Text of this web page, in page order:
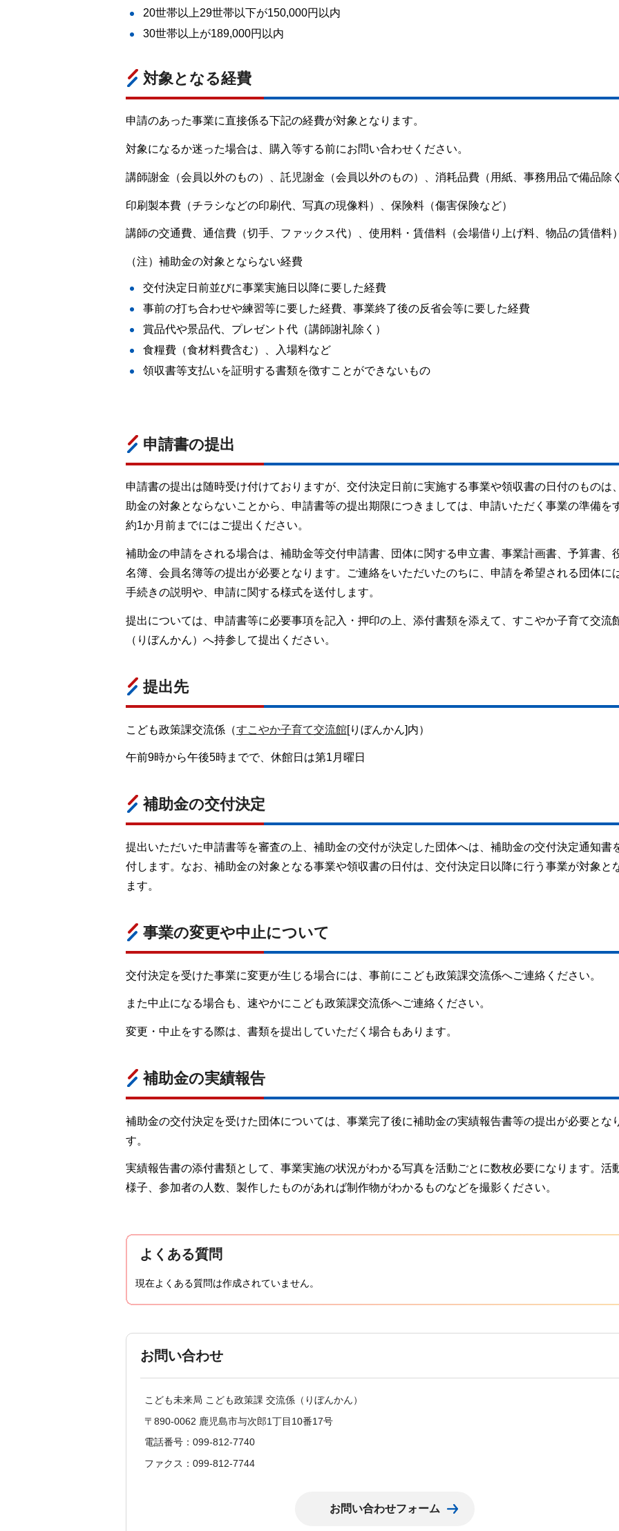
20世帯以上29世帯以下が150,000円以内
30世帯以上が189,000円以内
対象となる経費
申請のあった事業に直接係る下記の経費が対象となります。
対象になるか迷った場合は、購入等する前にお問い合わせください。
講師謝金（会員以外のもの）、託児謝金（会員以外のもの）、消耗品費（用紙、事務用品で備品除
印刷製本費（チラシなどの印刷代、写真の現像料）、保険料（傷害保険など）
講師の交通費、通信費（切手、ファックス代）、使用料・賃借料（会場借り上げ料、物品の賃借料
（注）補助金の対象とならない経費
交付決定日前並びに事業実施日以降に要した経費
事前の打ち合わせや練習等に要した経費、事業終了後の反省会等に要した経費
賞品代や景品代、プレゼント代（講師謝礼除く）
食糧費（食材料費含む）、入場料など
領収書等支払いを証明する書類を徴すことができないもの
申請書の提出
申請書の提出は随時受け付けておりますが、交付決定日前に実施する事業や領収書の日付のものは
助金の対象とならないことから、申請書等の提出期限につきましては、申請いただく事業の準備を
約1か月前までにはご提出ください。
補助金の申請をされる場合は、補助金等交付申請書、団体に関する申立書、事業計画書、予算書、
名簿、会員名簿等の提出が必要となります。ご連絡をいただいたのちに、申請を希望される団体に
手続きの説明や、申請に関する様式を送付します。
提出については、申請書等に必要事項を記入・押印の上、添付書類を添えて、すこやか子育て交流
（りぼんかん）へ持参して提出ください。
提出先
こども政策課交流係（すこやか子育て交流館[りぼんかん]内）
午前9時から午後5時までで、休館日は第1月曜日
補助金の交付決定
提出いただいた申請書等を審査の上、補助金の交付が決定した団体へは、補助金の交付決定通知書
付します。なお、補助金の対象となる事業や領収書の日付は、交付決定日以降に行う事業が対象と
ます。
事業の変更や中止について
交付決定を受けた事業に変更が生じる場合には、事前にこども政策課交流係へご連絡ください。
また中止になる場合も、速やかにこども政策課交流係へご連絡ください。
変更・中止をする際は、書類を提出していただく場合もあります。
補助金の実績報告
補助金の交付決定を受けた団体については、事業完了後に補助金の実績報告書等の提出が必要とな
す。
実績報告書の添付書類として、事業実施の状況がわかる写真を活動ごとに数枚必要になります。活
様子、参加者の人数、製作したものがあれば制作物がわかるものなどを撮影ください。
よくある質問
現在よくある質問は作成されていません。
お問い合わせ
こども未来局 こども政策課 交流係（りぼんかん）
〒890-0062 鹿児島市与次郎1丁目10番17号
電話番号：099-812-7740
ファクス：099-812-7744